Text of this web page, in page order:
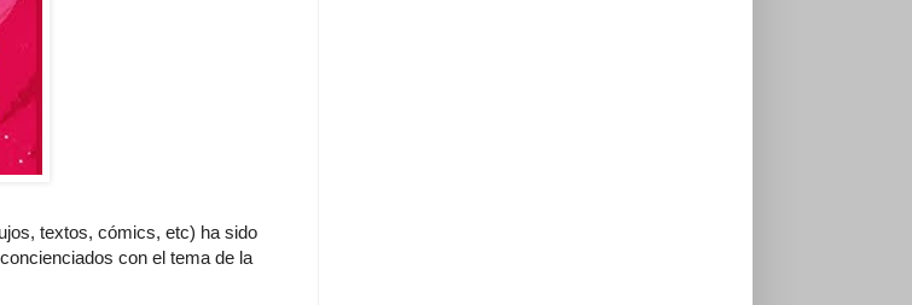
textos, cómics, etc) ha sido
con el tema de la